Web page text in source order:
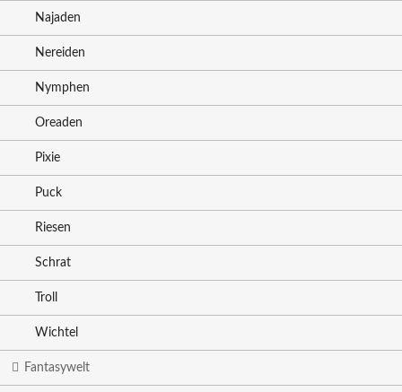
Najaden
Nereiden
Nymphen
Oreaden
Pixie
Puck
Riesen
Schrat
Troll
Wichtel
Fantasywelt